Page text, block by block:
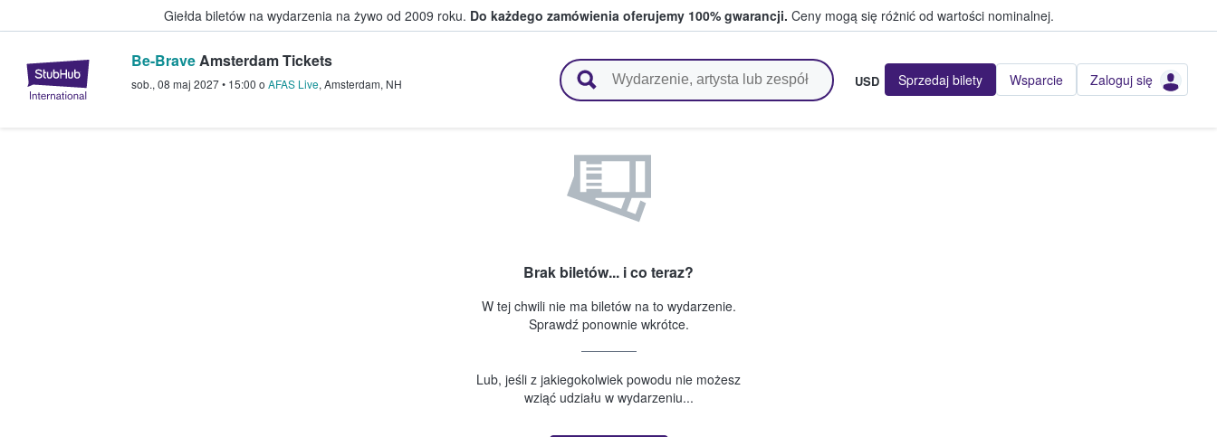
Giełda biletów na wydarzenia na żywo od 2009 roku. Do każdego zamówienia oferujemy 100% gwarancji. Ceny mogą się różnić od wartości nominalnej.
StubHub — miejsce, w którym fani i kibice kupują i sprzedają bilety
Be-BraveAmsterdam Tickets
sob., 08 maj 2027• 15:00 o AFAS Live, Amsterdam, NH USD Sprzedaj bilety Wsparcie Zaloguj się
Brak biletów... i co teraz?
W tej chwili nie ma biletów na to wydarzenie.
Sprawdź ponownie wkrótce.
Lub, jeśli z jakiegokolwiek powodu nie możesz
wziąć udziału w wydarzeniu...